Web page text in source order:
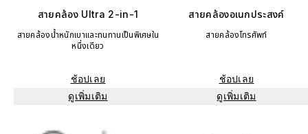
สายคล้อง Ultra 2-in-1
สายคล้องน้ำหนักเบาและทนทานเป็นพิเศษใน
หนึ่งเดียว
ช้อปเลย
ดูเพิ่มเติม
สายคล้องอเนกประสงค์
สายคล้องโทรศัพท์
ช้อปเลย
ดูเพิ่มเติม